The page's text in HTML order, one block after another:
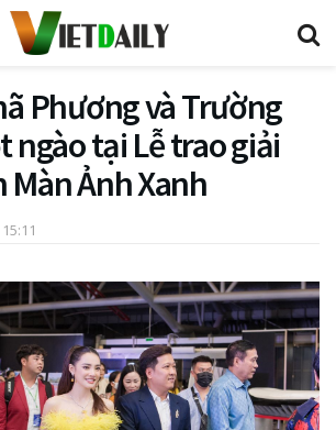
Phương và Trường
ngào tại Lễ trao giải
Ảnh Xanh